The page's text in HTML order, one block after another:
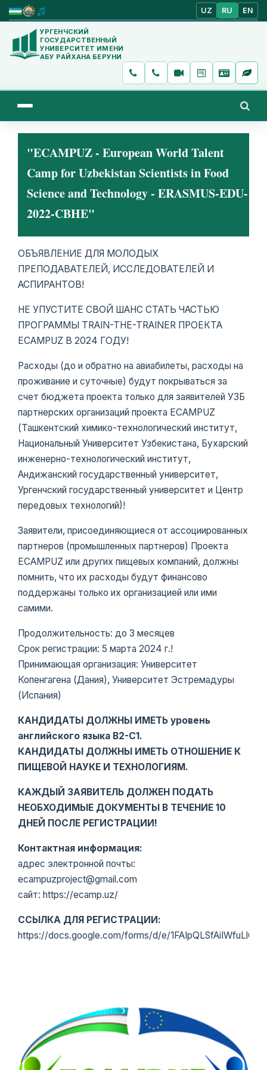
UZ RU EN
УРГЕНЧСКИЙ
ГОСУДАРСТВЕННЫЙ
УНИВЕРСИТЕТ ИМЕНИ
АБУ РАЙХАНА БЕРУНИ
"ECAMPUZ - European World Talent
Camp for Uzbekistan Scientists in Food
Science and Technology - ERASMUS-EDU-
2022-CBHE"
ОБЪЯВЛЕНИЕ ДЛЯ МОЛОДЫХ
ПРЕПОДАВАТЕЛЕЙ, ИССЛЕДОВАТЕЛЕЙ И
АСПИРАНТОВ!
НЕ УПУСТИТЕ СВОЙ ШАНС СТАТЬ ЧАСТЬЮ
ПРОГРАММЫ TRAIN-THE-TRAINER ПРОЕКТА
ECAMPUZ В 2024 ГОДУ!
Расходы (до и обратно на авиабилеты, расходы на
проживание и суточные) будут покрываться за
счет бюджета проекта только для заявителей УЗБ
партнерских организаций проекта ECAMPUZ
(Ташкентский химико-технологический институт,
Национальный Университет Узбекистана, Бухарский
инженерно-технологический институт,
Андижанский государственный университет,
Ургенчский государственный университет и Центр
передовых технологий)!
Заявители, присоединяющиеся от ассоциированных
партнеров (промышленных партнеров) Проекта
ECAMPUZ или других пищевых компаний, должны
помнить, что их расходы будут финансово
поддержаны только их организацией или ими
самими.
Продолжительность: до 3 месяцев
Срок регистрации: 5 марта 2024 г.!
Принимающая организация: Университет
Копенгагена (Дания), Университет Эстремадуры
(Испания)
КАНДИДАТЫ ДОЛЖНЫ ИМЕТЬ уровень
английского языка B2-C1.
КАНДИДАТЫ ДОЛЖНЫ ИМЕТЬ ОТНОШЕНИЕ К
ПИЩЕВОЙ НАУКЕ И ТЕХНОЛОГИЯМ.
КАЖДЫЙ ЗАЯВИТЕЛЬ ДОЛЖЕН ПОДАТЬ
НЕОБХОДИМЫЕ ДОКУМЕНТЫ В ТЕЧЕНИЕ 10
ДНЕЙ ПОСЛЕ РЕГИСТРАЦИИ!
Контактная информация:
адрес электронной почты:
ecampuzproject@gmail.com
сайт: https://ecamp.uz/
ССЫЛКА ДЛЯ РЕГИСТРАЦИИ:
https://docs.google.com/forms/d/e/